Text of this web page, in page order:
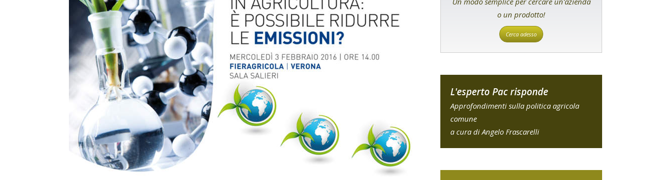
o un prodotto!
Cerca adesso
L'esperto Pac risponde
Approfondimenti sulla politica agricola
comune
a cura di Angelo Frascarelli